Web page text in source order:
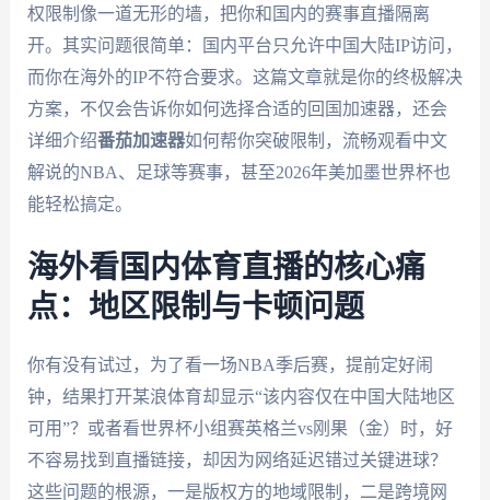
权限制像一道无形的墙，把你和国内的赛事直播隔离
开。其实问题很简单：国内平台只允许中国大陆IP访问，
而你在海外的IP不符合要求。这篇文章就是你的终极解决
方案，不仅会告诉你如何选择合适的回国加速器，还会
详细介绍番茄加速器如何帮你突破限制，流畅观看中文
解说的NBA、足球等赛事，甚至2026年美加墨世界杯也
能轻松搞定。
海外看国内体育直播的核心痛
点：地区限制与卡顿问题
你有没有试过，为了看一场NBA季后赛，提前定好闹
钟，结果打开某浪体育却显示“该内容仅在中国大陆地区
可用”？或者看世界杯小组赛英格兰vs刚果（金）时，好
不容易找到直播链接，却因为网络延迟错过关键进球？
这些问题的根源，一是版权方的地域限制，二是跨境网